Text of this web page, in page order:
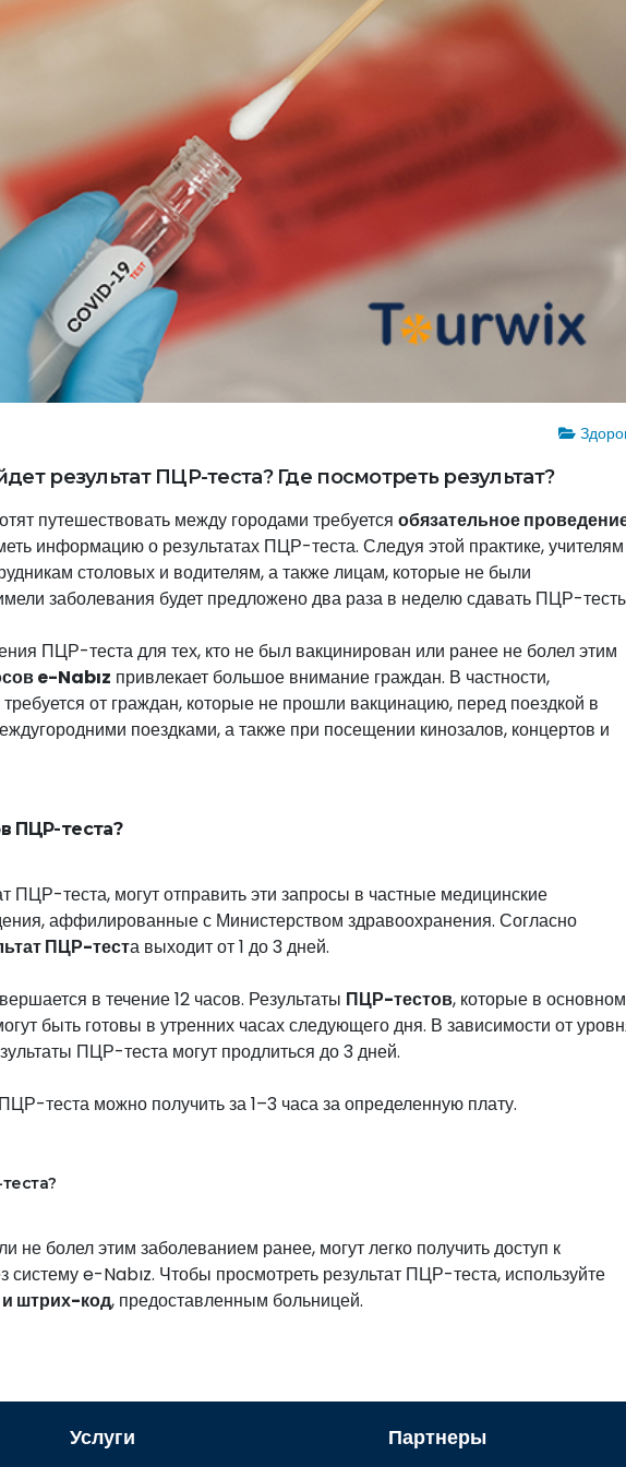
результат ПЦР-теста? Где посмотреть результат?
путешествовать между городами требуется обязательное
информацию о результатах ПЦР-теста. Следуя этой практике,
столовых и водителям, а также лицам, которые не были
заболевания будет предложено два раза в неделю сдавать ПЦР-
ПЦР-теста для тех, кто не был вакцинирован или ранее не болел этим
e-Nabız привлекает большое внимание граждан. В частности,
от граждан, которые не прошли вакцинацию, перед поездкой в
поездками, а также при посещении кинозалов, концертов и
ПЦР-теста?
ПЦР-теста, могут отправить эти запросы в частные медицинские
аффилированные с Министерством здравоохранения. Согласно
ПЦР-теста выходит от 1 до 3 дней.
в течение 12 часов. Результаты ПЦР-тестов, которые в основном
быть готовы в утренних часах следующего дня. В зависимости от
ПЦР-теста могут продлиться до 3 дней.
теста можно получить за 1–3 часа за определенную плату.
не болел этим заболеванием ранее, могут легко получить доступ к
систему e-Nabız. Чтобы просмотреть результат ПЦР-теста, используйте
штрих-код, предоставленным больницей.
Услуги Партнеры